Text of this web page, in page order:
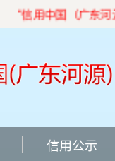
“信用中国（广东河源
信用公示